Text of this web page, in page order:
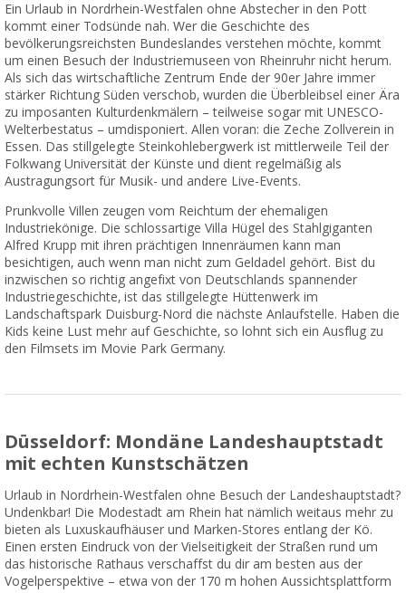
Ein Urlaub in Nordrhein-Westfalen ohne Abstecher in den Pott
kommt einer Todsünde nah. Wer die Geschichte des
bevölkerungsreichsten Bundeslandes verstehen möchte, kommt
um einen Besuch der Industriemuseen von Rheinruhr nicht herum.
Als sich das wirtschaftliche Zentrum Ende der 90er Jahre immer
stärker Richtung Süden verschob, wurden die Überbleibsel einer Ära
zu imposanten Kulturdenkmälern – teilweise sogar mit UNESCO-
Welterbestatus – umdisponiert. Allen voran: die Zeche Zollverein in
Essen. Das stillgelegte Steinkohlebergwerk ist mittlerweile Teil der
Folkwang Universität der Künste und dient regelmäßig als
Austragungsort für Musik- und andere Live-Events.
Prunkvolle Villen zeugen vom Reichtum der ehemaligen
Industriekönige. Die schlossartige Villa Hügel des Stahlgiganten
Alfred Krupp mit ihren prächtigen Innenräumen kann man
besichtigen, auch wenn man nicht zum Geldadel gehört. Bist du
inzwischen so richtig angefixt von Deutschlands spannender
Industriegeschichte, ist das stillgelegte Hüttenwerk im
Landschaftspark Duisburg-Nord die nächste Anlaufstelle. Haben die
Kids keine Lust mehr auf Geschichte, so lohnt sich ein Ausflug zu
den Filmsets im Movie Park Germany.
Düsseldorf: Mondäne Landeshauptstadt
mit echten Kunstschätzen
Urlaub in Nordrhein-Westfalen ohne Besuch der Landeshauptstadt?
Undenkbar! Die Modestadt am Rhein hat nämlich weitaus mehr zu
bieten als Luxuskaufhäuser und Marken-Stores entlang der Kö.
Einen ersten Eindruck von der Vielseitigkeit der Straßen rund um
das historische Rathaus verschaffst du dir am besten aus der
Vogelperspektive – etwa von der 170 m hohen Aussichtsplattform